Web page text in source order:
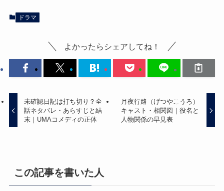
ドラマ
よかったらシェアしてね！
未確認日記は打ち切り？全
話ネタバレ・あらすじと結
末｜UMAコメディの正体
月夜行路（げつやこうろ）
キャスト・相関図｜役名と
人物関係の早見表
この記事を書いた人